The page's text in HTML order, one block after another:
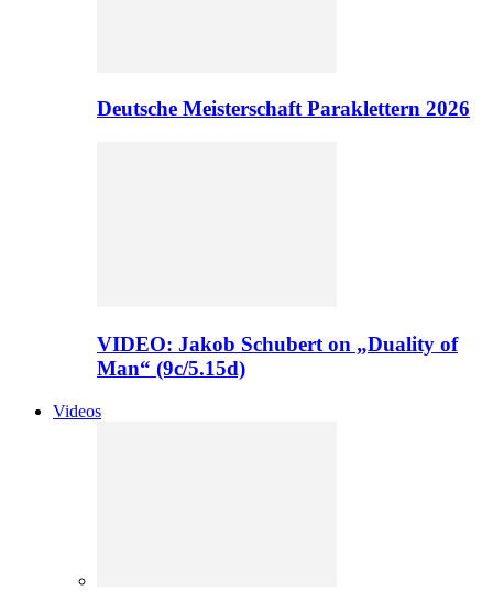
Deutsche Meisterschaft Paraklettern 2026
VIDEO: Jakob Schubert on „Duality of
Man“ (9c/5.15d)
Videos